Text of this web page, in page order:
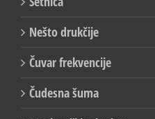
Nešto drukčije
Čuvar frekvencije
Čudesna šuma